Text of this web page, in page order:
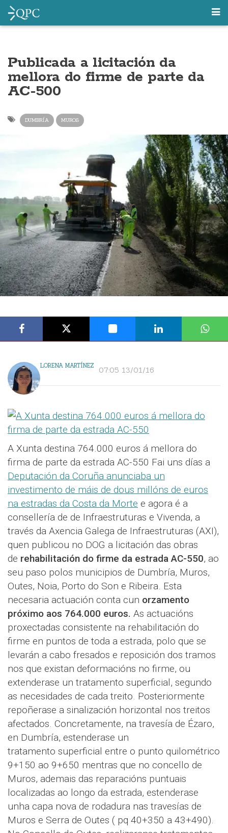
Publicada a licitación da
mellora do firme de parte da
AC-500
DUMBRÍA MUROS
LORENA MARTÍNEZ 07:05 13/01/16
A Xunta destina 764.000 euros á mellora do
firma de parte da estrada AC-550 Fai uns días a
Deputación da Coruña anunciaba un
investimento de máis de dous millóns de euros
na estradas da Costa da Morte e agora é a
consellería de de Infraestruturas e Vivenda, a
través da Axencia Galega de Infraestruturas (AXI),
quen publicou no DOG a licitación das obras
de rehabilitación do firme da estrada AC-550, ao
seu paso polos municipios de Dumbría, Muros,
Outes, Noia, Porto do Son e Ribeira. Esta
necesaria actuación conta cun orzamento
próximo aos 764.000 euros. As actuacións
proxectadas consistente na rehabilitación do
firme en puntos de toda a estrada, polo que se
levarán a cabo fresados e reposición dos tramos
nos que existan deformacións no firme, ou
extenderase un tratamento superficial, segundo
as necesidades de cada treito. Posteriormente
repoñerase a sinalización horizontal nos treitos
afectados. Concretamente, na travesía de Ézaro,
en Dumbría, estenderase un
tratamento superficial entre o punto quilométrico
9+150 ao 9+650 mentras que no concello de
Muros, ademais das reparacións puntuais
localizadas ao longo da estrada, estenderase
unha capa nova de rodadura nas travesías de
Muros e Serra de Outes ( pq 40+350 a 43+490).